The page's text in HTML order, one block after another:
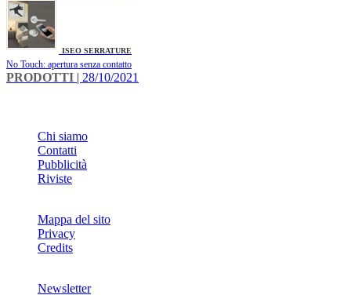
ISEO SERRATURE
No Touch: apertura senza contatto
PRODOTTI | 28/10/2021
Chi siamo
Contatti
Pubblicità
Riviste
Mappa del sito
Privacy
Credits
Newsletter